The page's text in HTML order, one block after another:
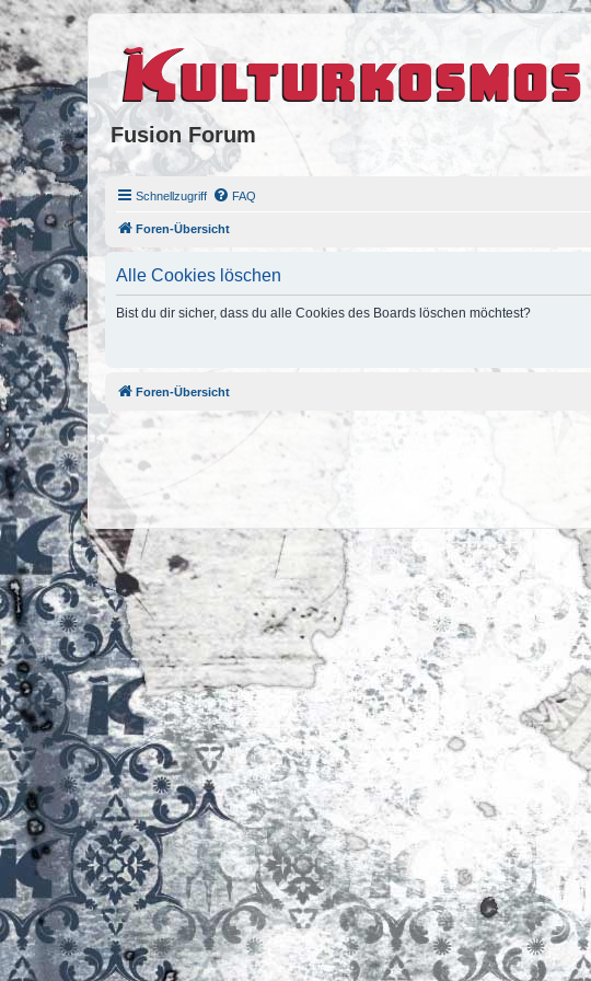
Fusion Forum
Schnellzugriff FAQ
Foren-Übersicht
Alle Cookies löschen
Bist du dir sicher, dass du alle Cookies des Boards löschen möchtest?
Foren-Übersicht